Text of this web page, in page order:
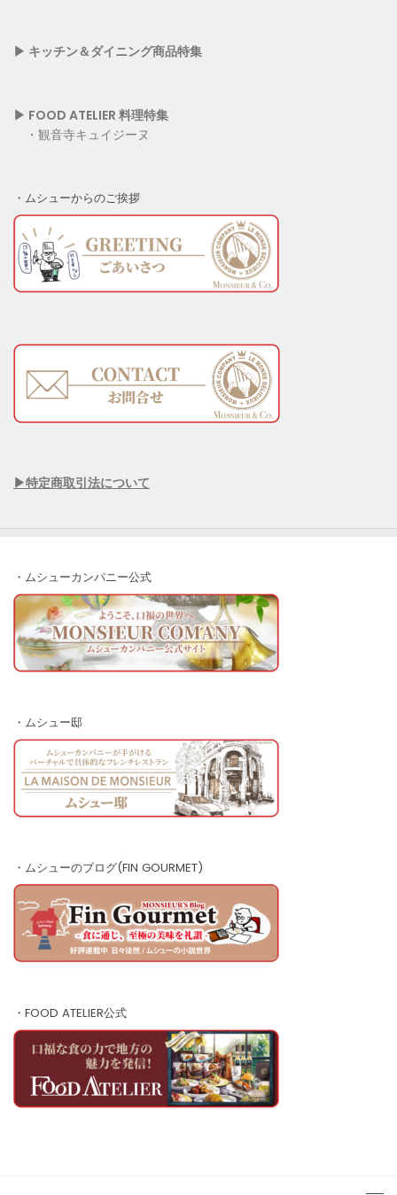
▶︎ キッチン＆ダイニング商品特集
▶︎ FOOD ATELIER 料理特集
・ 観音寺キュイジーヌ
・ムシューからのご挨拶
▶︎特定商取引法について
・ムシューカンパニー公式
・ムシュー邸
・ムシューのブログ(FIN GOURMET)
・FOOD ATELIER公式